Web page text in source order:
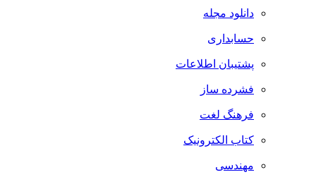
دانلود مجله
حسابداری
پشتیبان اطلاعات
فشرده ساز
فرهنگ لغت
کتاب الکترونیک
مهندسی